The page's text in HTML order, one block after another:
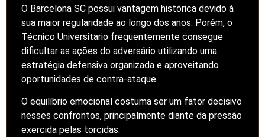
O Barcelona SC possui vantagem histórica devido à
sua maior regularidade ao longo dos anos. Porém, o
Técnico Universitario frequentemente consegue
dificultar as ações do adversário utilizando uma
estratégia defensiva organizada e aproveitando
oportunidades de contra-ataque.
O equilíbrio emocional costuma ser um fator decisivo
nesses confrontos, principalmente diante da pressão
exercida pelas torcidas.